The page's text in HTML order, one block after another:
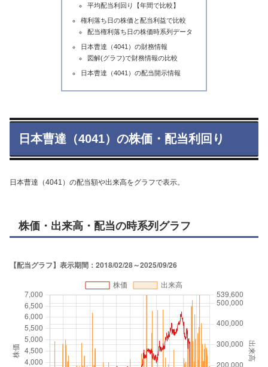
平均配当利回り【年間で比較】
権利落ち日の株価と配当利益で比較
配当権利落ち日の株価時系列データ
日本曹達（4041）の財務情報
図解(グラフ)で財務情報の比較
日本曹達（4041）の配当開示情報
日本曹達（4041）の株価・配当利回り
日本曹達（4041）の配当額や出来高をグラフで表示。
株価・出来高・配当の時系列グラフ